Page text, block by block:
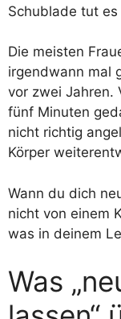
Schublade tut es
Die meisten
irgendwann mal
vor zwei Jahren.
fünf Minuten
nicht richtig
Körper
Wann du dich
nicht von einem
was in deinem
Was